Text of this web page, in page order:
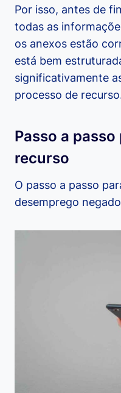
Por isso, antes de
todas as
os anexos estão
está bem
significativamente
processo de
Passo a
recurso
O passo a passo
desemprego